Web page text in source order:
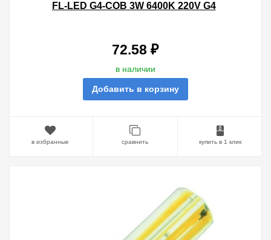
FL-LED G4-COB 3W 6400K 220V G4
72.58 ₽
в наличии
Добавить в корзину
в избранные сравнить купить в 1 клик